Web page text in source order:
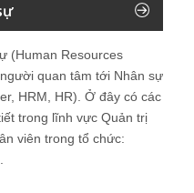
(Human Resources
quan tâm tới Nhân sự
HRM, HR). Ở đây có các
trong lĩnh vực Quản trị
viên trong tổ chức: